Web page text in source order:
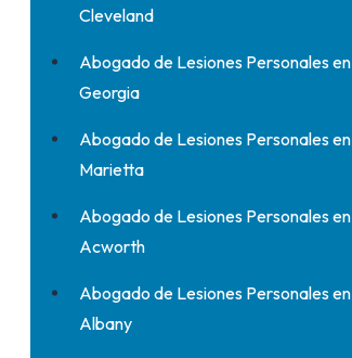
Cleveland
Abogado de Lesiones Personales en
Georgia
Abogado de Lesiones Personales en
Marietta
Abogado de Lesiones Personales en
Acworth
Abogado de Lesiones Personales en
Albany